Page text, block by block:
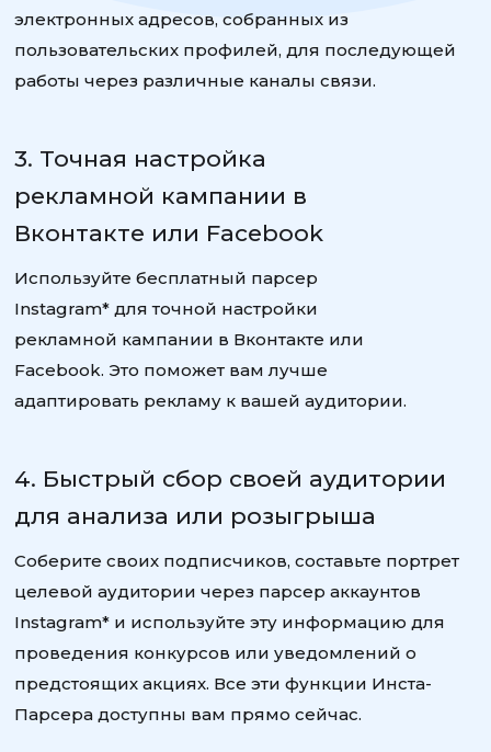
электронных адресов, собранных из
пользовательских профилей, для последующей
работы через различные каналы связи.
3. Точная настройка
рекламной кампании в
Вконтакте или Facebook
Используйте бесплатный парсер
Instagram* для точной настройки
рекламной кампании в Вконтакте или
Facebook. Это поможет вам лучше
адаптировать рекламу к вашей аудитории.
4. Быстрый сбор своей аудитории
для анализа или розыгрыша
Соберите своих подписчиков, составьте портрет
целевой аудитории через парсер аккаунтов
Instagram* и используйте эту информацию для
проведения конкурсов или уведомлений о
предстоящих акциях. Все эти функции Инста-
Парсера доступны вам прямо сейчас.